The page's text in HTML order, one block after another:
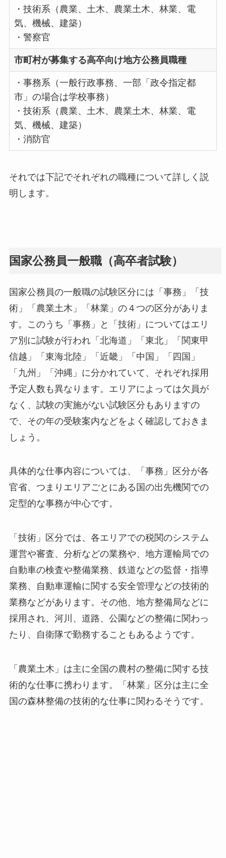
・技術系（農業、土木、農業土木、林業、電
気、機械、建築）
・警察官
市町村が募集する高卒向け地方公務員職種
・事務系（一般行政事務、一部「政令指定都
市」の場合は学校事務）
・技術系（農業、土木、農業土木、林業、電
気、機械、建築）
・消防官
それでは下記でそれぞれの職種について詳しく説
明します。
国家公務員一般職（高卒者試験）
国家公務員の一般職の試験区分には「事務」「技
術」「農業土木」「林業」の４つの区分がありま
す。このうち「事務」と「技術」についてはエリ
ア別に試験が行われ「北海道」「東北」「関東甲
信越」「東海北陸」「近畿」「中国」「四国」
「九州」「沖縄」に分かれていて、それぞれ採用
予定人数も異なります。エリアによっては欠員が
なく、試験の実施がない試験区分もありますの
で、その年の受験案内などをよく確認しておきま
しょう。
具体的な仕事内容については、「事務」区分が各
官省、つまりエリアごとにある国の出先機関での
定型的な事務が中心です。
「技術」区分では、各エリアでの税関のシステム
運営や審査、分析などの業務や、地方運輸局での
自動車の検査や整備業務、鉄道などの監督・指導
業務、自動車運輸に関する安全管理などの技術的
業務などがあります。その他、地方整備局などに
採用され、河川、道路、公園などの整備に関わっ
たり、自衛隊で勤務することもあるようです。
「農業土木」は主に全国の農村の整備に関する技
術的な仕事に携わります。「林業」区分は主に全
国の森林整備の技術的な仕事に関わるそうです。